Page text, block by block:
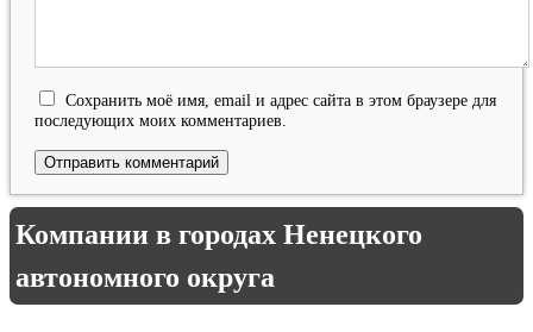
Сохранить моё имя, email и адрес сайта в этом браузере для
последующих моих комментариев.
Компании в городах Ненецкого
автономного округа